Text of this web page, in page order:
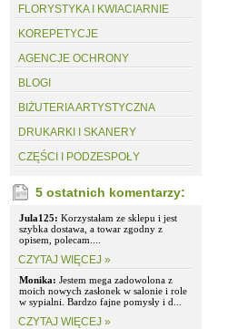
FLORYSTYKA I KWIACIARNIE
KOREPETYCJE
AGENCJE OCHRONY
BLOGI
BIŻUTERIA ARTYSTYCZNA
DRUKARKI I SKANERY
CZĘŚCI I PODZESPOŁY
5 ostatnich komentarzy:
Jula125: Korzystałam ze sklepu i jest
szybka dostawa, a towar zgodny z
opisem, polecam....
CZYTAJ WIĘCEJ »
Monika: Jestem mega zadowolona z
moich nowych zasłonek w salonie i role
w sypialni. Bardzo fajne pomysły i d...
CZYTAJ WIĘCEJ »